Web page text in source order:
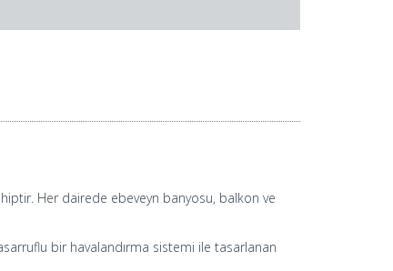
Her dairede ebeveyn banyosu, balkon ve
bir havalandırma sistemi ile tasarlanan